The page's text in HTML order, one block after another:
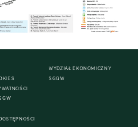
WYDZIAŁ EKONOMICZNY
SGGW